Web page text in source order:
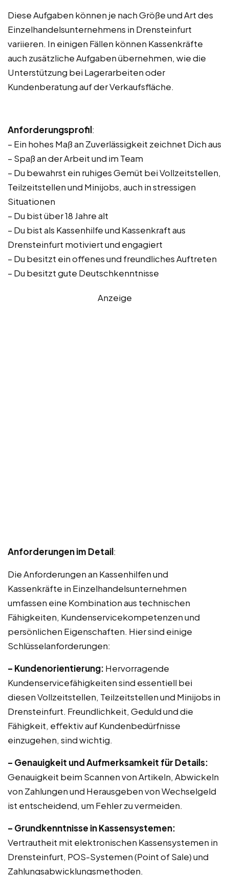
Diese Aufgaben können je nach Größe und Art des
Einzelhandelsunternehmens in Drensteinfurt
variieren. In einigen Fällen können Kassenkräfte
auch zusätzliche Aufgaben übernehmen, wie die
Unterstützung bei Lagerarbeiten oder
Kundenberatung auf der Verkaufsfläche.
Anforderungsprofil:
– Ein hohes Maß an Zuverlässigkeit zeichnet Dich aus
– Spaß an der Arbeit und im Team
– Du bewahrst ein ruhiges Gemüt bei Vollzeitstellen,
Teilzeitstellen und Minijobs, auch in stressigen
Situationen
– Du bist über 18 Jahre alt
– Du bist als Kassenhilfe und Kassenkraft aus
Drensteinfurt motiviert und engagiert
– Du besitzt ein offenes und freundliches Auftreten
– Du besitzt gute Deutschkenntnisse
Anzeige
Anforderungen im Detail:
Die Anforderungen an Kassenhilfen und
Kassenkräfte in Einzelhandelsunternehmen
umfassen eine Kombination aus technischen
Fähigkeiten, Kundenservicekompetenzen und
persönlichen Eigenschaften. Hier sind einige
Schlüsselanforderungen:
– Kundenorientierung: Hervorragende
Kundenservicefähigkeiten sind essentiell bei
diesen Vollzeitstellen, Teilzeitstellen und Minijobs in
Drensteinfurt. Freundlichkeit, Geduld und die
Fähigkeit, effektiv auf Kundenbedürfnisse
einzugehen, sind wichtig.
– Genauigkeit und Aufmerksamkeit für Details:
Genauigkeit beim Scannen von Artikeln, Abwickeln
von Zahlungen und Herausgeben von Wechselgeld
ist entscheidend, um Fehler zu vermeiden.
– Grundkenntnisse in Kassensystemen:
Vertrautheit mit elektronischen Kassensystemen in
Drensteinfurt, POS-Systemen (Point of Sale) und
Zahlungsabwicklungsmethoden.